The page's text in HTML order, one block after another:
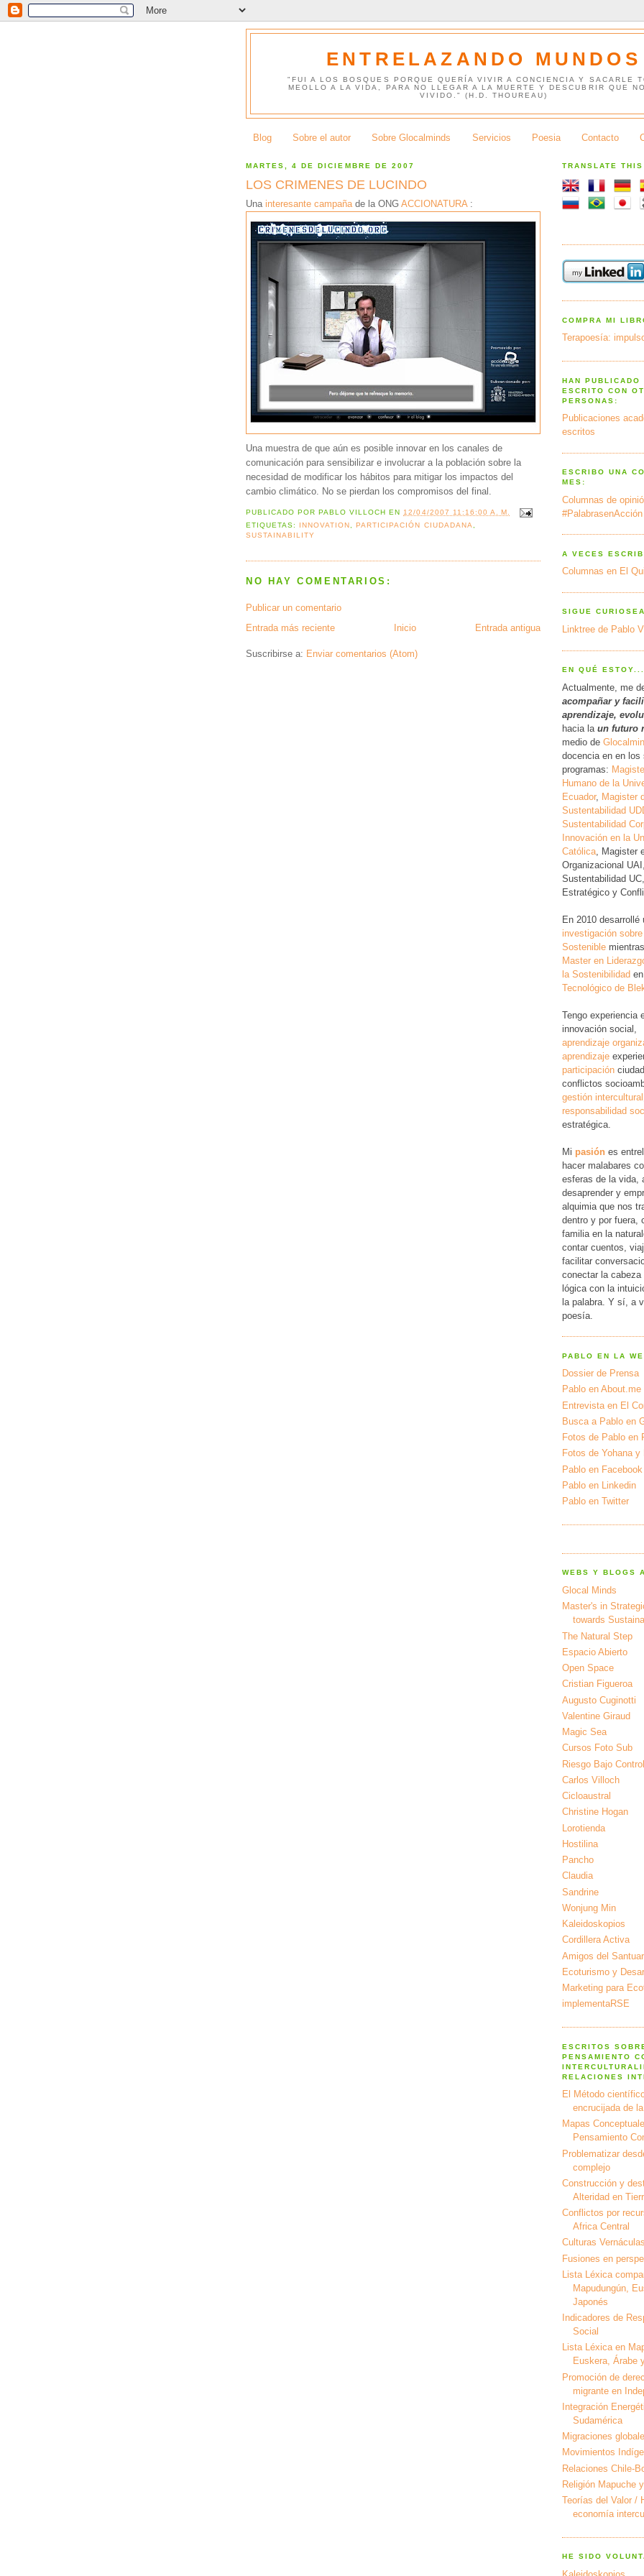
ENTRELAZANDO MUNDOS
"FUI A LOS BOSQUES PORQUE QUERÍA VIVIR A CONCIENCIA Y SACARLE
MEOLLO A LA VIDA, PARA NO LLEGAR A LA MUERTE Y DESCUBRIR QUE
VIVIDO." (H.D. THOUREAU)
Blog Sobre el autor Sobre Glocalminds Servicios Poesia Contacto
MARTES, 4 DE DICIEMBRE DE 2007
LOS CRIMENES DE LUCINDO
Una interesante campaña de la ONG ACCIONATURA :
Una muestra de que aún es posible innovar en los canales de
comunicación para sensibilizar e involucrar a la población sobre la
necesidad de modificar los hábitos para mitigar los impactos del
cambio climático. No se pierdan los compromisos del final.
PUBLICADO POR PABLO VILLOCH EN12/04/2007 11:16:00 A. M.
ETIQUETAS:
INNOVATION , PARTICIPACIÓN CIUDADANA,
SUSTAINABILITY
NO HAY COMENTARIOS:
Publicar un comentario
Entrada más reciente
Entrada antigua
Inicio
Suscribirse a: Enviar comentarios (Atom)
TRANSLATE
COMPRA MI
Terapoesía:
HAN PUBLICADO
ESCRITO CON
PERSONAS:
Publicaciones
escritos
ESCRIBO UNA
MES:
Columnas de
#PalabrasenAcción
A VECES
Columnas en El
SIGUE
Linktree de Pablo
EN QUÉ ESTOY...
Actualmente, me
acompañar y
aprendizaje,
hacia la un futuro
medio de
docencia en en los
programas:
Humano de la
Ecuador, Magister
Sustentabilidad
Sustentabilidad
Innovación en la
Católica , Magister
Organizacional
Sustentabilidad
Estratégico y
En 2010 desarrollé
investigación
Sostenible
Master en
la Sostenibilidad
Tecnológico de
Tengo experiencia
innovación social,
aprendizaje
aprendizaje
participación
conflictos
gestión intercultural
responsabilidad
estratégica.
Mi pasión es
hacer malabares
esferas de la vida,
desaprender y
alquimia que nos
dentro y por fuera,
familia en la
contar cuentos,
facilitar
conectar la
lógica con la
la palabra. Y sí, a
poesía.
PABLO EN LA
Dossier de Prensa
Pablo en About.me
Entrevista en El
Busca a Pablo en
Fotos de Pablo en
Fotos de Yohana y
Pablo en Facebook
Pablo en Linkedin
Pablo en Twitter
WEBS Y BLOGS
Glocal Minds
Master's in
towards
The Natural Step
Espacio Abierto
Open Space
Cristian Figueroa
Augusto Cuginotti
Valentine Giraud
Magic Sea
Cursos Foto Sub
Riesgo Bajo Control
Carlos Villoch
Cicloaustral
Christine Hogan
Lorotienda
Hostilina
Pancho
Claudia
Sandrine
Wonjung Min
Kaleidoskopios
Cordillera Activa
Amigos del
Ecoturismo y
Marketing para
implementaRSE
ESCRITOS
PENSAMIENTO
RELACIONES
El Método
encrucijada de
Mapas
Pensamiento
Problematizar
complejo
Construcción y
Alteridad en
Conflictos por
Africa Central
Culturas
Fusiones en
Lista Léxica
Mapudungún,
Japonés
Indicadores de
Social
Lista Léxica en
Euskera, Árabe
Promoción de
migrante en
Integración
Sudamérica
Migraciones
Movimientos
Relaciones Chile-
Religión Mapuche
Teorías del Valor /
economía
HE SIDO